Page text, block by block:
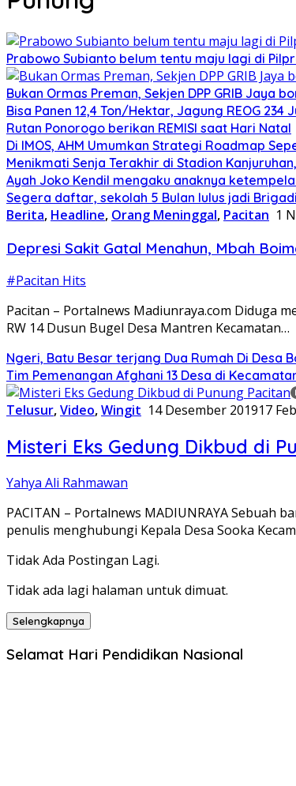
Prabowo Subianto belum tentu maju lagi di
Bukan Ormas Preman, Sekjen DPP GRIB Jaya
Bisa Panen 12,4 Ton/Hektar, Jagung REOG 234
Rutan Ponorogo berikan REMISI saat Hari Natal
Di IMOS, AHM Umumkan Strategi Roadmap
Menikmati Senja Terakhir di Stadion
Ayah Joko Kendil mengaku anaknya
Segera daftar, sekolah 5 Bulan lulus jadi
Berita, Headline, Orang Meninggal, Pacitan 1
Depresi Sakit Gatal Menahun, Mbah
#Pacitan Hits
Pacitan – Portalnews Madiunraya.com Diduga
RW 14 Dusun Bugel Desa Mantren Kecamatan…
Ngeri, Batu Besar terjang Dua Rumah Di Desa
Tim Pemenangan Afghani 13 Desa di
Telusur,Video,Wingit 14 Desember 201917
Misteri Eks Gedung Dikbud di
Yahya Ali Rahmawan
PACITAN – Portalnews MADIUNRAYA
penulis menghubungi Kepala Desa Sooka
Tidak Ada Postingan Lagi.
Tidak ada lagi halaman untuk dimuat.
Selengkapnya
Selamat Hari Pendidikan Nasional